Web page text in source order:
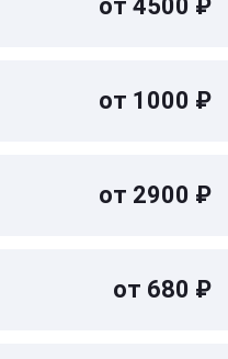
от 4500 ₽
от 1000 ₽
от 2900 ₽
от 680 ₽